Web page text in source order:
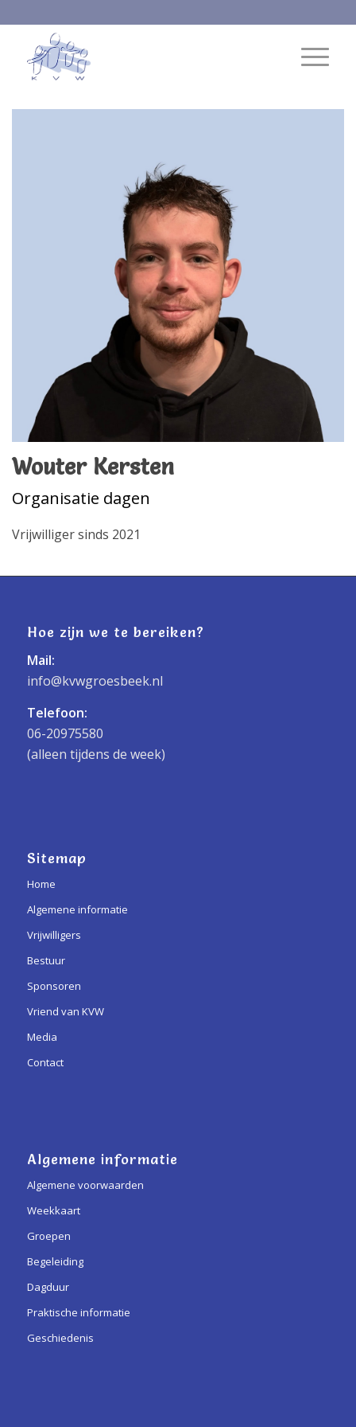
Wouter Kersten
Organisatie dagen
Vrijwilliger sinds 2021
Hoe zijn we te bereiken?
Mail:
info@kvwgroesbeek.nl
Telefoon:
06-20975580
(alleen tijdens de week)
Sitemap
Home
Algemene informatie
Vrijwilligers
Bestuur
Sponsoren
Vriend van KVW
Media
Contact
Algemene informatie
Algemene voorwaarden
Weekkaart
Groepen
Begeleiding
Dagduur
Praktische informatie
Geschiedenis